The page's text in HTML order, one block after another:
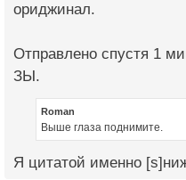
ориджинал.
Отправлено спустя 1
ЗЫ.
Roman
Выше глаза поднимите.
Я цитатой именно